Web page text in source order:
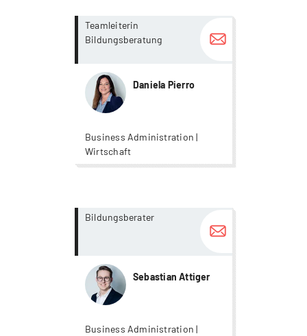
Teamleiterin
Bildungsberatung
Daniela Pierro
Business Administration |
Wirtschaft
more...
more...
Bildungsberater
Sebastian Attiger
Business Administration |
more...
more...